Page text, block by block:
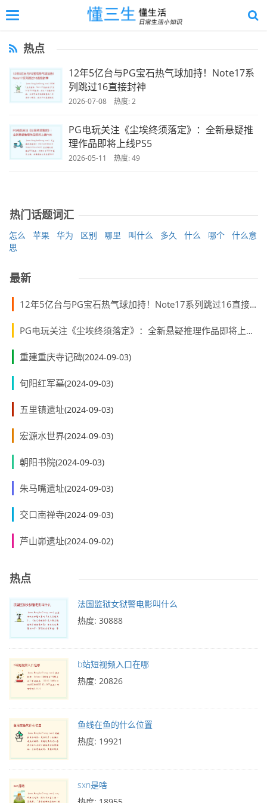
回
部
切
航 热点
12年5亿台与PG宝石热气球加持！Note17系
列跳过16直接封神
2026-07-08 热度: 2
PG电玩关注《尘埃终须落定》：全新悬疑推
理作品即将上线PS5
2026-05-11 热度: 49
热门话题词汇
怎么 苹果 华为 区别 哪里 叫什么 多久 什么 哪个
什么意
思
最新
12年5亿台与PG宝石热气球加持！Note17系列跳过16直接封神
PG电玩关注《尘埃终须落定》：全新悬疑推理作品即将上线PS5
重建重庆寺记碑(2024-09-03)
旬阳红军墓(2024-09-03)
五里镇遗址(2024-09-03)
宏源水世界(2024-09-03)
朝阳书院(2024-09-03)
朱马嘴遗址(2024-09-03)
交口南禅寺(2024-09-03)
芦山峁遗址(2024-09-02)
热点
法国监狱女狱警电影叫什么
热度: 30888
b站短视频入口在哪
热度: 20826
鱼线在鱼的什么位置
热度: 19921
sxn是啥